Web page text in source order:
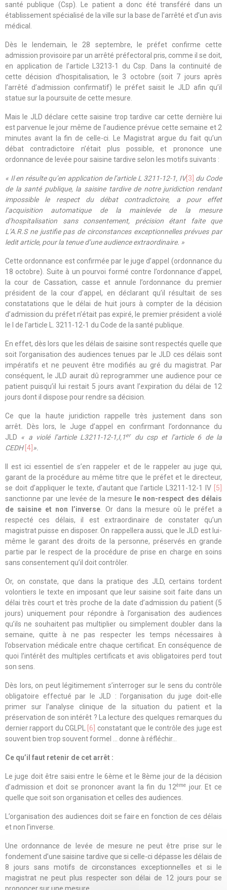
santé publique (Csp). Le patient a donc été transféré dans un
établissement spécialisé de la ville sur la base de l’arrêté et d’un avis
médical.
Dès le lendemain, le 28 septembre, le préfet confirme cette
admission provisoire par un arrêté préfectoral pris, comme il se doit,
en application de l’article L3213-1 du Csp. Dans la continuité de
cette décision d’hospitalisation, le 3 octobre (soit 7 jours après
l’arrêté d’admission confirmatif) le préfet saisit le JLD afin qu’il
statue sur la poursuite de cette mesure.
Mais le JLD déclare cette saisine trop tardive car cette dernière lui
est parvenue le jour même de l’audience prévue cette semaine et 2
minutes avant la fin de celle-ci. Le Magistrat argue du fait qu’un
débat contradictoire n’était plus possible, et prononce une
ordonnance de levée pour saisine tardive selon les motifs suivants :
« Il en résulte qu’en application de l’article L 3211-12-1, IV[3] du Code
de la santé publique, la saisine tardive de notre juridiction rendant
impossible le respect du débat contradictoire, a pour effet
l’acquisition automatique de la mainlevée de la mesure
d’hospitalisation sans consentement, précision étant faite que
L’A.R.S ne justifie pas de circonstances exceptionnelles prévues par
ledit article, pour la tenue d’une audience extraordinaire. »
Cette ordonnance est confirmée par le juge d’appel (ordonnance du
18 octobre). Suite à un pourvoi formé contre l’ordonnance d’appel,
la cour de Cassation, casse et annule l’ordonnance du premier
président de la cour d’appel, en déclarant qu’il résultait de ses
constatations que le délai de huit jours à compter de la décision
d’admission du préfet n’était pas expiré, le premier président a violé
le I de l’article L. 3211-12-1 du Code de la santé publique.
En effet, dès lors que les délais de saisine sont respectés quelle que
soit l’organisation des audiences tenues par le JLD ces délais sont
impératifs et ne peuvent être modifiés au gré du magistrat. Par
conséquent, le JLD aurait dû reprogrammer une audience pour ce
patient puisqu’il lui restait 5 jours avant l’expiration du délai de 12
jours dont il dispose pour rendre sa décision.
Ce que la haute juridiction rappelle très justement dans son
arrêt.
Dès lors, le Juge d’appel en confirmant l’ordonnance du
JLD « a violé l’article L3211-12-1,I,1erdu csp et l’article 6 de la
CEDH [4] ».
Il est ici essentiel de s’en rappeler et de le rappeler au juge qui,
garant de la procédure au même titre que le préfet et le directeur,
se doit d’appliquer le texte, d’autant que l’article L3211-12-1 IV
[5]
sanctionne par une levée de la mesure
le non-respect des délais
de saisine et non l’inverse . Or dans la mesure où le préfet a
respecté ces délais, il est extraordinaire de constater qu’un
magistrat puisse en disposer. On rappellera aussi, que le JLD est lui-
même le garant des droits de la personne, préservés en grande
partie par le respect de la procédure de prise en charge en soins
sans consentement qu’il doit contrôler.
Or, on constate, que dans la pratique des JLD, certains tordent
volontiers le texte en imposant que leur saisine soit faite dans un
délai très court et très proche de la date d’admission du patient (5
jours) uniquement pour répondre à l’organisation des audiences
qu’ils ne souhaitent pas multiplier ou simplement doubler dans la
semaine, quitte à ne pas respecter les temps nécessaires à
l’observation médicale entre chaque certificat. En conséquence de
quoi l’intérêt des multiples certificats et avis obligatoires perd tout
son sens.
Dès lors, on peut légitimement s’interroger sur le sens du contrôle
obligatoire effectué par le JLD : l’organisation du juge doit-elle
primer sur l’analyse clinique de la situation du patient et la
préservation de son intérêt ? La lecture des quelques remarques du
dernier rapport du CGLPL
[6]
constatant que le contrôle des juge est
souvent bien trop souvent formel … donne à réfléchir…
Ce qu’il faut retenir de cet arrêt :
Le juge doit être saisi entre le 6ème et le 8ème jour de la décision
d’admission et doit se prononcer avant la fin du 12ème jour. Et ce
quelle que soit son organisation et celles des audiences.
L’organisation des audiences doit se faire en fonction de ces délais
et non l’inverse.
Une ordonnance de levée de mesure ne peut être prise sur le
fondement d’une saisine tardive que si celle-ci dépasse les délais de
8 jours sans motifs de circonstances exceptionnelles et si le
magistrat ne peut plus respecter son délai de 12 jours pour se